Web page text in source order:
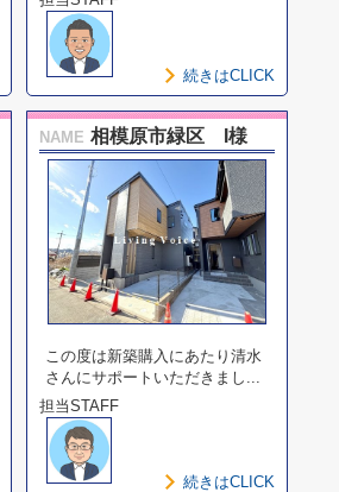
続きはCLICK
NAME 相模原市緑区 I様
この度は新築購入にあたり清水
さんにサポートいただきまし...
担当STAFF
続きはCLICK